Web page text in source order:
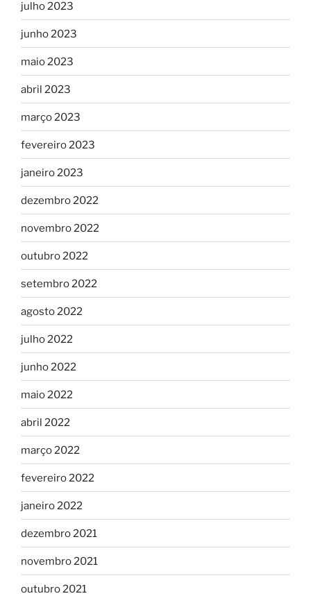
julho 2023
junho 2023
maio 2023
abril 2023
março 2023
fevereiro 2023
janeiro 2023
dezembro 2022
novembro 2022
outubro 2022
setembro 2022
agosto 2022
julho 2022
junho 2022
maio 2022
abril 2022
março 2022
fevereiro 2022
janeiro 2022
dezembro 2021
novembro 2021
outubro 2021